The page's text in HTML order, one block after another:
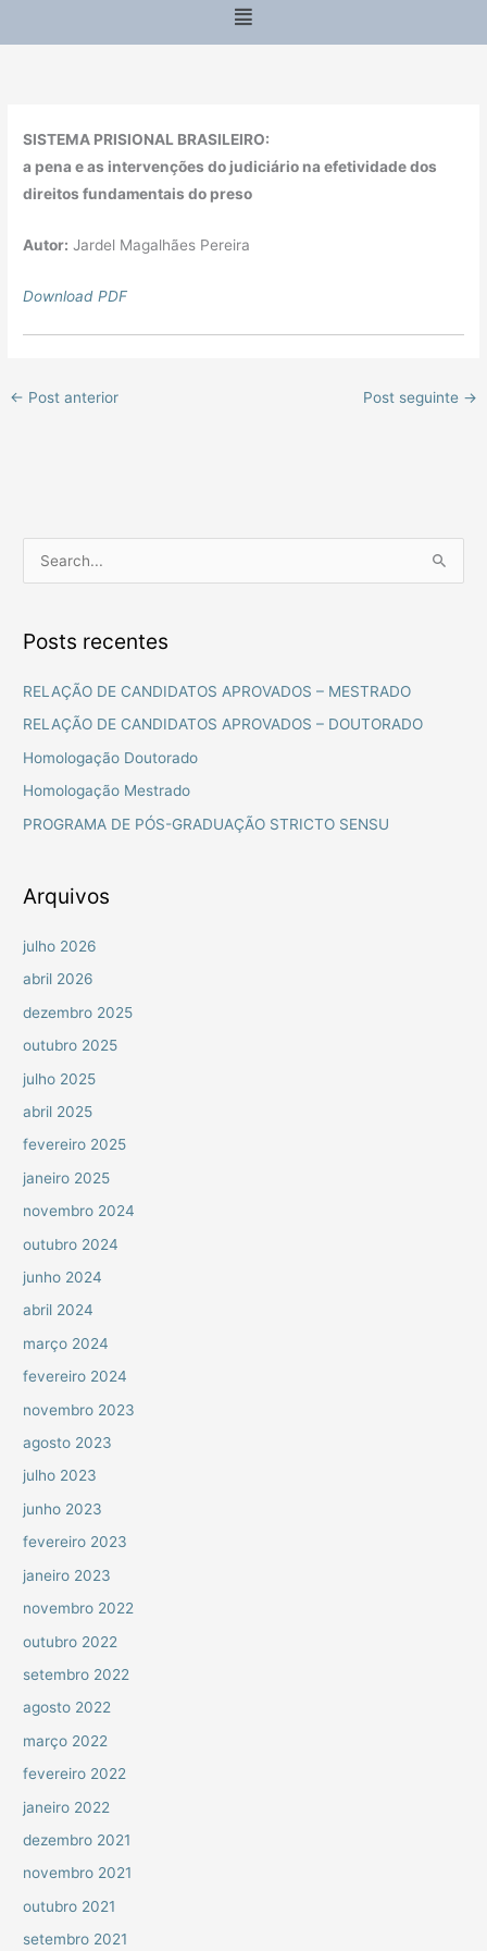
Menu
SISTEMA PRISIONAL BRASILEIRO:
a pena e as intervenções do judiciário na efetividade dos
direitos fundamentais do preso
Autor: Jardel Magalhães Pereira
Download PDF
← Post anterior Post seguinte →
q
u
r
p
r
Posts recentes
RELAÇÃO DE CANDIDATOS APROVADOS – MESTRADO
RELAÇÃO DE CANDIDATOS APROVADOS – DOUTORADO
Homologação Doutorado
Homologação Mestrado
PROGRAMA DE PÓS-GRADUAÇÃO STRICTO SENSU
Arquivos
julho 2026
abril 2026
dezembro 2025
outubro 2025
julho 2025
abril 2025
fevereiro 2025
janeiro 2025
novembro 2024
outubro 2024
junho 2024
abril 2024
março 2024
fevereiro 2024
novembro 2023
agosto 2023
julho 2023
junho 2023
fevereiro 2023
janeiro 2023
novembro 2022
outubro 2022
setembro 2022
agosto 2022
março 2022
fevereiro 2022
janeiro 2022
dezembro 2021
novembro 2021
outubro 2021
setembro 2021